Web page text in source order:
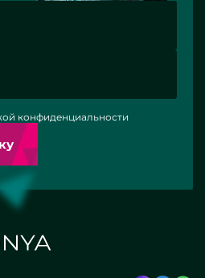
конфиденциальности